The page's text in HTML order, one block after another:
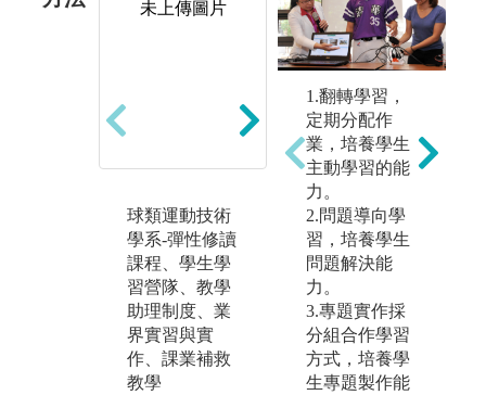
未上傳圖片
球類運動技術
學系-彈性修讀
課程、學生學
習營隊、教學
助理制度、業
界實習與實
作、課業補救
教學
未上傳圖片
球類運動技術
學系
1.翻轉學習，
定期分配作
業，培養學生
主動學習的能
力。
2.問題導向學
習，培養學生
問題解決能
力。
3.專題實作採
分組合作學習
方式，培養學
生專題製作能